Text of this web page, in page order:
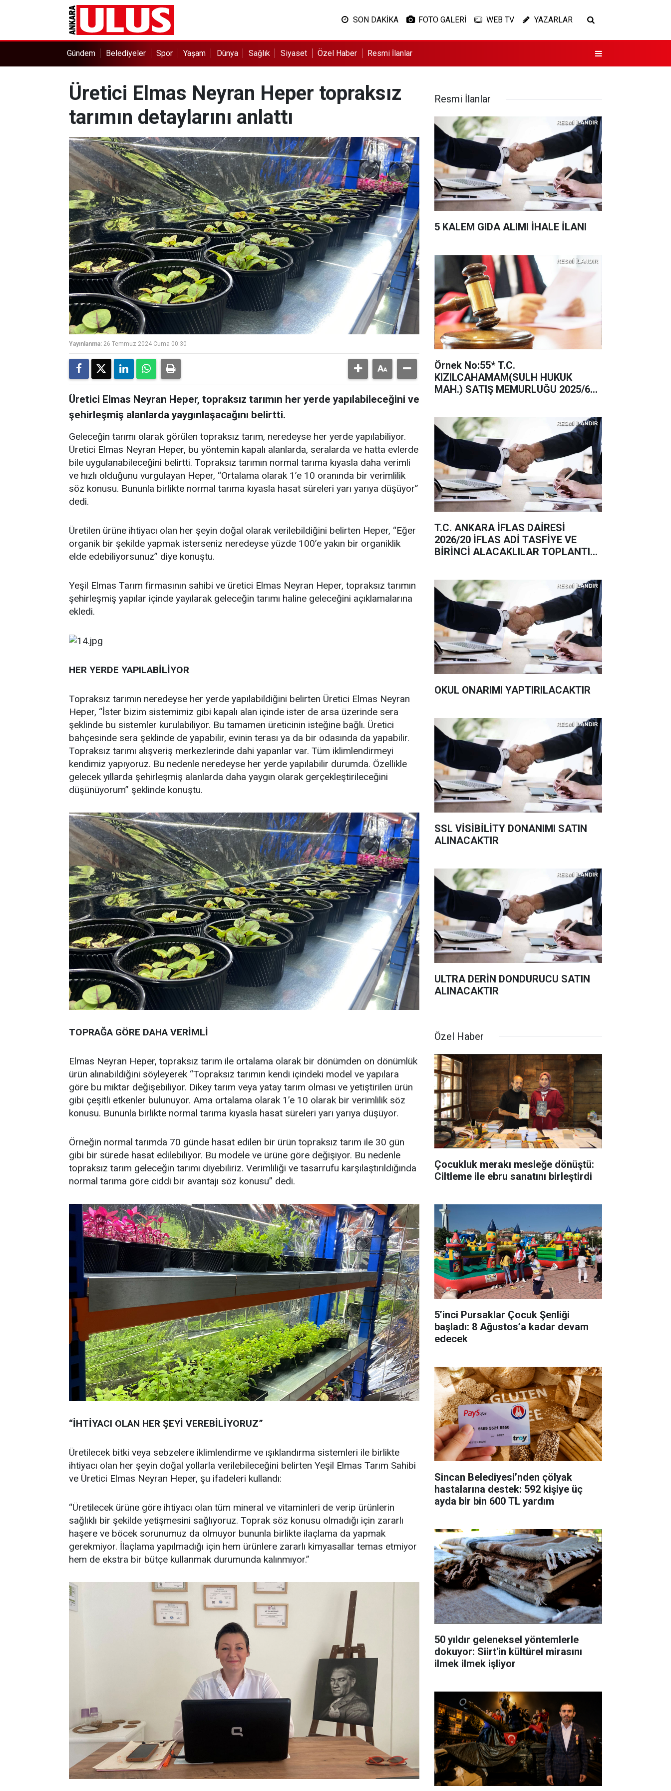
SON DAKİKA FOTO GALERİ WEB TV YAZARLAR
Gündem Belediyeler Spor Yaşam Dünya Sağlık Siyaset Özel Haber Resmi İlanlar
Üretici Elmas Neyran Heper topraksız
tarımın detaylarını anlattı
Yayınlanma: 26 Temmuz 2024 Cuma 00:30
Üretici Elmas Neyran Heper, topraksız tarımın her yerde yapılabileceğini ve
şehirleşmiş alanlarda yaygınlaşacağını belirtti.
Geleceğin tarımı olarak görülen topraksız tarım, neredeyse her yerde yapılabiliyor.
Üretici Elmas Neyran Heper, bu yöntemin kapalı alanlarda, seralarda ve hatta evlerde
bile uygulanabileceğini belirtti. Topraksız tarımın normal tarıma kıyasla daha verimli
ve hızlı olduğunu vurgulayan Heper, “Ortalama olarak 1’e 10 oranında bir verimlilik
söz konusu. Bununla birlikte normal tarıma kıyasla hasat süreleri yarı yarıya düşüyor”
dedi.
Üretilen ürüne ihtiyacı olan her şeyin doğal olarak verilebildiğini belirten Heper, “Eğer
organik bir şekilde yapmak isterseniz neredeyse yüzde 100’e yakın bir organiklik
elde edebiliyorsunuz” diye konuştu.
Yeşil Elmas Tarım firmasının sahibi ve üretici Elmas Neyran Heper, topraksız tarımın
şehirleşmiş yapılar içinde yayılarak geleceğin tarımı haline geleceğini açıklamalarına
ekledi.
HER YERDE YAPILABİLİYOR
Topraksız tarımın neredeyse her yerde yapılabildiğini belirten Üretici Elmas Neyran
Heper, “İster bizim sistemimiz gibi kapalı alan içinde ister de arsa üzerinde sera
şeklinde bu sistemler kurulabiliyor. Bu tamamen üreticinin isteğine bağlı. Üretici
bahçesinde sera şeklinde de yapabilir, evinin terası ya da bir odasında da yapabilir.
Topraksız tarımı alışveriş merkezlerinde dahi yapanlar var. Tüm iklimlendirmeyi
kendimiz yapıyoruz. Bu nedenle neredeyse her yerde yapılabilir durumda. Özellikle
gelecek yıllarda şehirleşmiş alanlarda daha yaygın olarak gerçekleştirileceğini
düşünüyorum” şeklinde konuştu.
TOPRAĞA GÖRE DAHA VERİMLİ
Elmas Neyran Heper, topraksız tarım ile ortalama olarak bir dönümden on dönümlük
ürün alınabildiğini söyleyerek “Topraksız tarımın kendi içindeki model ve yapılara
göre bu miktar değişebiliyor. Dikey tarım veya yatay tarım olması ve yetiştirilen ürün
gibi çeşitli etkenler bulunuyor. Ama ortalama olarak 1’e 10 olarak bir verimlilik söz
konusu. Bununla birlikte normal tarıma kıyasla hasat süreleri yarı yarıya düşüyor.
Örneğin normal tarımda 70 günde hasat edilen bir ürün topraksız tarım ile 30 gün
gibi bir sürede hasat edilebiliyor. Bu modele ve ürüne göre değişiyor. Bu nedenle
topraksız tarım geleceğin tarımı diyebiliriz. Verimliliği ve tasarrufu karşılaştırıldığında
normal tarıma göre ciddi bir avantajı söz konusu” dedi.
“İHTİYACI OLAN HER ŞEYİ VEREBİLİYORUZ”
Üretilecek bitki veya sebzelere iklimlendirme ve ışıklandırma sistemleri ile birlikte
ihtiyacı olan her şeyin doğal yollarla verilebileceğini belirten Yeşil Elmas Tarım Sahibi
ve Üretici Elmas Neyran Heper, şu ifadeleri kullandı:
“Üretilecek ürüne göre ihtiyacı olan tüm mineral ve vitaminleri de verip ürünlerin
sağlıklı bir şekilde yetişmesini sağlıyoruz. Toprak söz konusu olmadığı için zararlı
haşere ve böcek sorunumuz da olmuyor bununla birlikte ilaçlama da yapmak
gerekmiyor. İlaçlama yapılmadığı için hem ürünlere zararlı kimyasallar temas etmiyor
hem de ekstra bir bütçe kullanmak durumunda kalınmıyor.”
Resmi İlanlar
5 KALEM GIDA ALIMI İHALE İLANI
Örnek No:55* T.C.
KIZILCAHAMAM(SULH HUKUK
MAH.) SATIŞ MEMURLUĞU 2025/62
T.C. ANKARA İFLAS DAİRESİ
2026/20 İFLAS ADİ TASFİYE VE
BİRİNCİ ALACAKLILAR TOPLANTISI
OKUL ONARIMI YAPTIRILACAKTIR
SSL VİSİBİLİTY DONANIMI SATIN
ALINACAKTIR
ULTRA DERİN DONDURUCU SATIN
ALINACAKTIR
Özel Haber
Çocukluk merakı mesleğe dönüştü:
Ciltleme ile ebru sanatını birleştirdi
5’inci Pursaklar Çocuk Şenliği
başladı: 8 Ağustos’a kadar devam
edecek
Sincan Belediyesi’nden çölyak
hastalarına destek: 592 kişiye üç
ayda bir bin 600 TL yardım
50 yıldır geleneksel yöntemlerle
dokuyor: Siirt'in kültürel mirasını
ilmek ilmek işliyor